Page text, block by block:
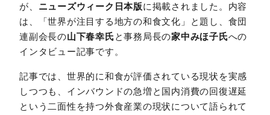
が、 ニューズウィーク日本版に掲載されました。内容
は、「世界が注目する地方の和食文化」と題し、食団
連副会長の山下春幸氏と事務局長の家中みほ子氏への
インタビュー記事です。
記事では、世界的に和食が評価されている現状を実感
しつつも、インバウンドの急増と国内消費の回復遅延
という二面性を持つ外食産業の現状について語られて